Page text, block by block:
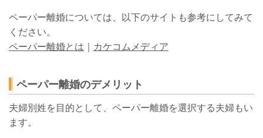
ペーパー離婚については、以下のサイトも参考にしてみて
ください。
ペーパー離婚とは
カケコムメディア
ペーパー離婚のデメリット
夫婦別姓を目的として、ペーパー離婚を選択する夫婦もい
ます。